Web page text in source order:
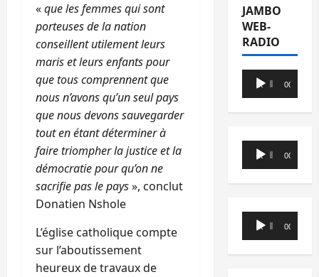
«que les femmes qui sont
porteuses de la nation
conseillent utilement leurs
maris et leurs enfants pour
que tous comprennent que
nous n’avons qu’un seul pays
que nous devons sauvegarder
tout en étant déterminer à
faire triompher la justice et la
démocratie pour qu’on ne
sacrifie pas le pays», conclut
Donatien Nshole
L’église catholique compte
sur l’aboutissement
heureux de travaux de
JAMBO
WEB-
RADIO
Lecteur
audio
00:00 00:00
Lecteur
audio
00:00 00:00
Lecteur
audio
00:00 00:00